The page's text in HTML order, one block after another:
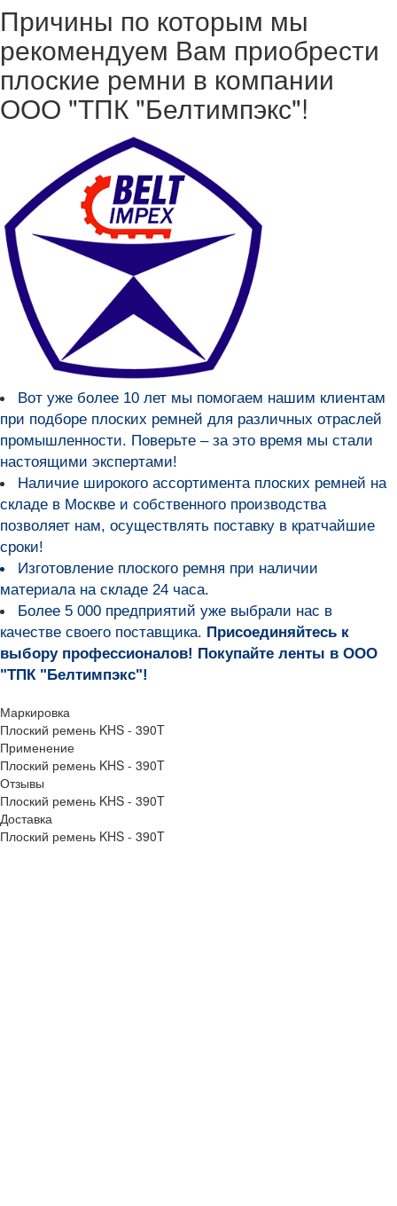
Причины по которым мы
рекомендуем Вам приобрести
плоские ремни в компании
ООО "ТПК "Белтимпэкс"!
Вот уже более 10 лет мы помогаем нашим клиентам
при подборе плоских ремней для различных отраслей
промышленности. Поверьте – за это время мы стали
настоящими экспертами!
Наличие широкого ассортимента плоских ремней на
складе в Москве и собственного производства
позволяет нам, осуществлять поставку в кратчайшие
сроки!
Изготовление плоского ремня при наличии
материала на складе 24 часа.
Более 5 000 предприятий уже выбрали нас в
качестве своего поставщика. Присоединяйтесь к
выбору профессионалов! Покупайте ленты в ООО
"ТПК "Белтимпэкс"!
Маркировка
Плоский ремень KHS - 390T
Применение
Плоский ремень KHS - 390T
Отзывы
Плоский ремень KHS - 390T
Доставка
Плоский ремень KHS - 390T